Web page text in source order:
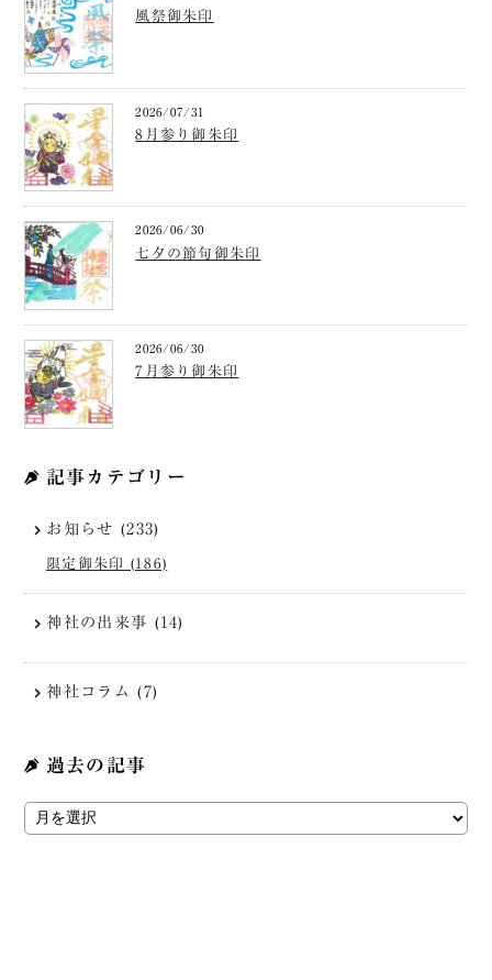
風祭御朱印
2026/07/31
8月参り御朱印
2026/06/30
七夕の節句御朱印
2026/06/30
7月参り御朱印
記事カテゴリー
お知らせ (233)
限定御朱印 (186)
神社の出来事 (14)
神社コラム (7)
過去の記事